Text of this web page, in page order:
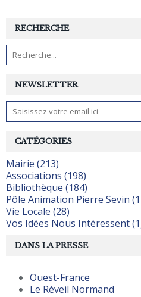
NEWSLETTER
RECHERCHE
CATÉGORIES
Mairie (213)
Associations (198)
Bibliothèque (184)
Pôle Animation Pierre Sevin
Vie Locale (28)
Vos Idées Nous Intéressent
DANS LA PRESSE
Ouest-France
Le Réveil Normand